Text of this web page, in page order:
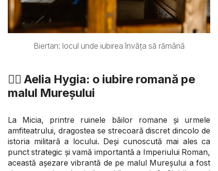
Biertan: locul unde iubirea învăța să rămână
❤️‍🔥 Aelia Hygia: o iubire romană pe
malul Mureșului
La Micia, printre ruinele băilor romane și urmele
amfiteatrului, dragostea se strecoară discret dincolo de
istoria militară a locului. Deși cunoscută mai ales ca
punct strategic și vamă importantă a Imperiului Roman,
această așezare vibrantă de pe malul Mureșului a fost